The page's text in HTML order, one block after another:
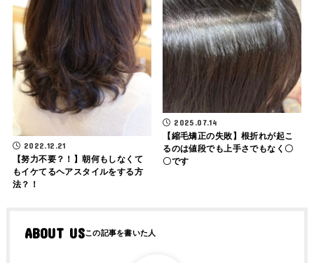
2022.12.21
【努力不要？！】朝何もしなくて
もイケてるヘアスタイルをする方
法？！
2025.07.14
【縮毛矯正の失敗】根折れが起こ
るのは値段でも上手さでもなく〇
〇です
ABOUT US